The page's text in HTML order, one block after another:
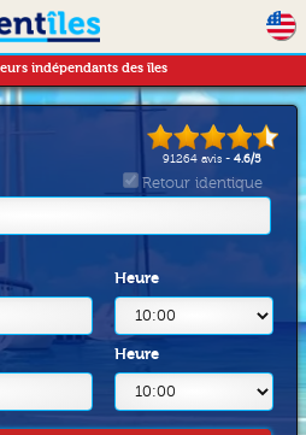
indépendants des îles
91264 avis -4.6/5
Retour identique
Heure
Heure